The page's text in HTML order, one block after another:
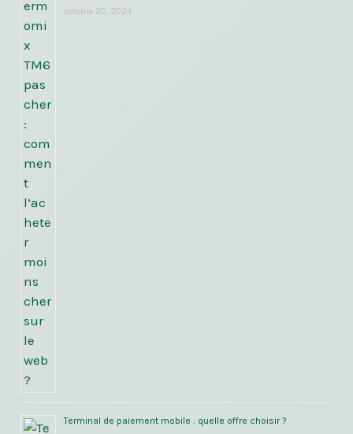
octobre 20, 2024
Terminal de paiement mobile : quelle offre choisir ?